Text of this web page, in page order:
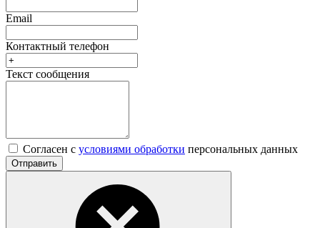
Email
Контактный телефон
Текст сообщения
Согласен с условиями обработки персональных данных
Отправить